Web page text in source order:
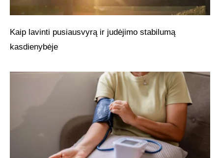
Kaip lavinti pusiausvyrą ir judėjimo stabilumą
kasdienybėje